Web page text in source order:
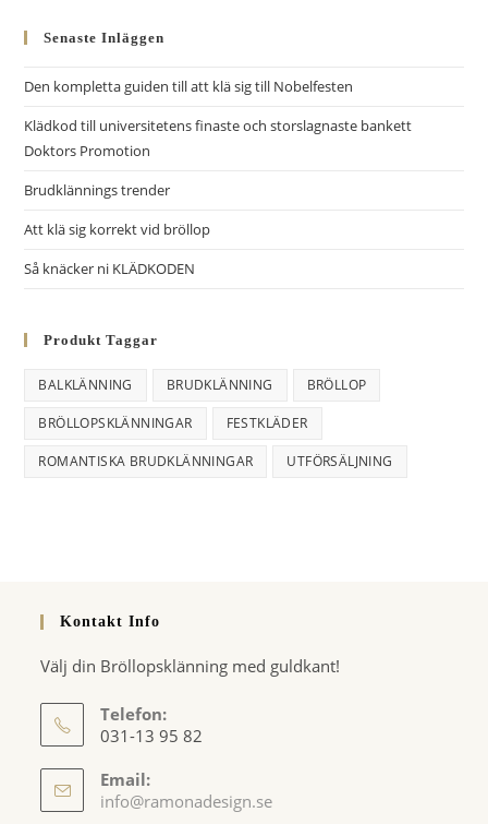
e
a
t
i
v
:
Senaste Inläggen
Den kompletta guiden till att klä sig till Nobelfesten
Klädkod till universitetens finaste och storslagnaste bankett
Doktors Promotion
Brudklännings trender
Att klä sig korrekt vid bröllop
Så knäcker ni KLÄDKODEN
Produkt Taggar
BALKLÄNNING BRUDKLÄNNING BRÖLLOP
BRÖLLOPSKLÄNNINGAR FESTKLÄDER
ROMANTISKA BRUDKLÄNNINGAR UTFÖRSÄLJNING
Kontakt Info
Välj din Bröllopsklänning med guldkant!
Telefon:
031-13 95 82
Email:
info@ramonadesign.seOpens